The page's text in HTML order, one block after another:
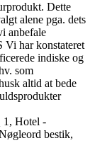
Dette
alene pga. dets
anbefale
Vi har konstateret
indiske og
som
altid at bede
, Hotel -
bestik,